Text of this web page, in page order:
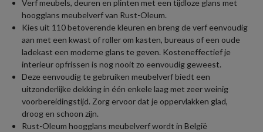
Verf meubels, deuren en plinten met een tijdloze glans met
hoogglans meubelverf van Rust-Oleum.
Kies uit 110 betoverende kleuren en breng de verf eenvoudig
aan met een kwast of roller om kasten, bureaus of een oude
ladekast een moderne glans te geven. Kosteneffectief je
interieur opfrissen is nog nooit zo eenvoudig geweest.
Deze eenvoudig te gebruiken meubelverf biedt een
uitzonderlijke dekking in één enkele laag met zeer weinig
voorbereidingstijd. Zorg ervoor dat je oppervlakken glad,
droog en schoon zijn.
Rust-Oleum hoogglans meubelverf wordt in België